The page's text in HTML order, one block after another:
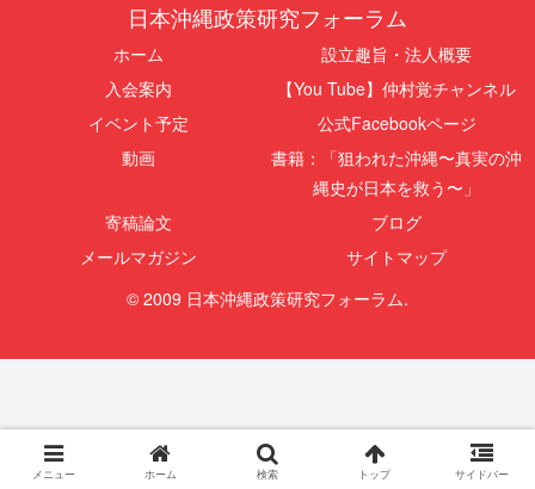
日本沖縄政策研究フォーラム
ホーム
設立趣旨・法人概要
入会案内
【You Tube】仲村覚チャンネル
イベント予定
公式Facebookページ
動画
書籍：「狙われた沖縄〜真実の沖
縄史が日本を救う〜」
寄稿論文
ブログ
メールマガジン
サイトマップ
© 2009 日本沖縄政策研究フォーラム.
メニュー ホーム 検索 トップ サイドバー